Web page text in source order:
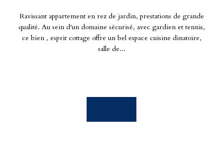
Ravissant appartement en rez de jardin, prestations de grande
qualité. Au sein d'un domaine sécurisé, avec gardien et tennis,
ce bien , esprit cottage offre un bel espace cuisine dinatoire,
salle de...